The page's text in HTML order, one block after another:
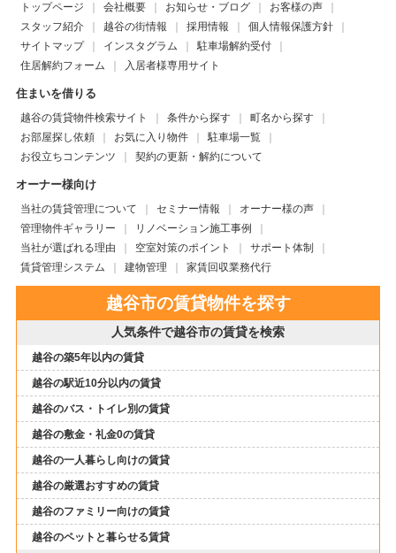
トップページ 会社概要 お知らせ・ブログ
お客様の声
スタッフ紹介
越谷の街情報 採用情報
個人情報保護方針
サイトマップ
インスタグラム
駐車場解約受付
住居解約フォーム
入居者様専用サイト
住まいを借りる
越谷の賃貸物件検索サイト 条件から探す
町名から探す
お部屋探し依頼
お気に入り物件
駐車場一覧
お役立ちコンテンツ
契約の更新・解約について
オーナー様向け
当社の賃貸管理について セミナー情報
オーナー様の声
管理物件ギャラリー
リノベーション施工事例
当社が選ばれる理由
空室対策のポイント
サポート体制
賃貸管理システム
建物管理 家賃回収業務代行
越谷市の賃貸物件を探す
人気条件で越谷市の賃貸を検索
越谷の築5年以内の賃貸
越谷の駅近10分以内の賃貸
越谷のバス・トイレ別の賃貸
越谷の敷金・礼金0の賃貸
越谷の一人暮らし向けの賃貸
越谷の厳選おすすめの賃貸
越谷のファミリー向けの賃貸
越谷のペットと暮らせる賃貸